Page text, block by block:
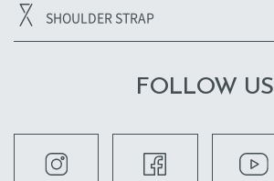
SHOULDER STRAP
FOLLOW US